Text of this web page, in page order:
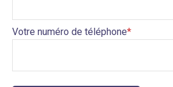
Votre numéro de téléphone